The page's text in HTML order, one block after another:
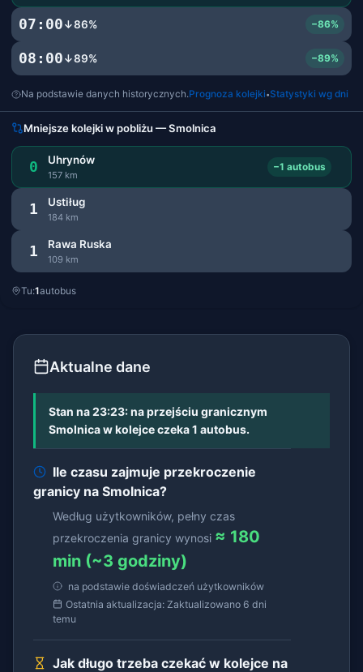
07:00↓86% −86%
08:00↓89% −89%
Na podstawie danych historycznych.Prognoza kolejki•Statystyki wg dni
Mniejsze kolejki w pobliżu — Smolnica
0 Uhrynów
157 km
−1 autobus
1 Ustiług
184 km
1 Rawa Ruska
109 km
Tu:1autobus
Aktualne dane
Stan na 23:23: na przejściu granicznym
Smolnica w kolejce czeka 1 autobus.
Ile czasu zajmuje przekroczenie
granicy na Smolnica?
Według użytkowników, pełny czas
przekroczenia granicy wynosi ≈ 180
min (~3 godziny)
na podstawie doświadczeń użytkowników
Ostatnia aktualizacja: Zaktualizowano 6 dni
temu
Jak długo trzeba czekać w kolejce na